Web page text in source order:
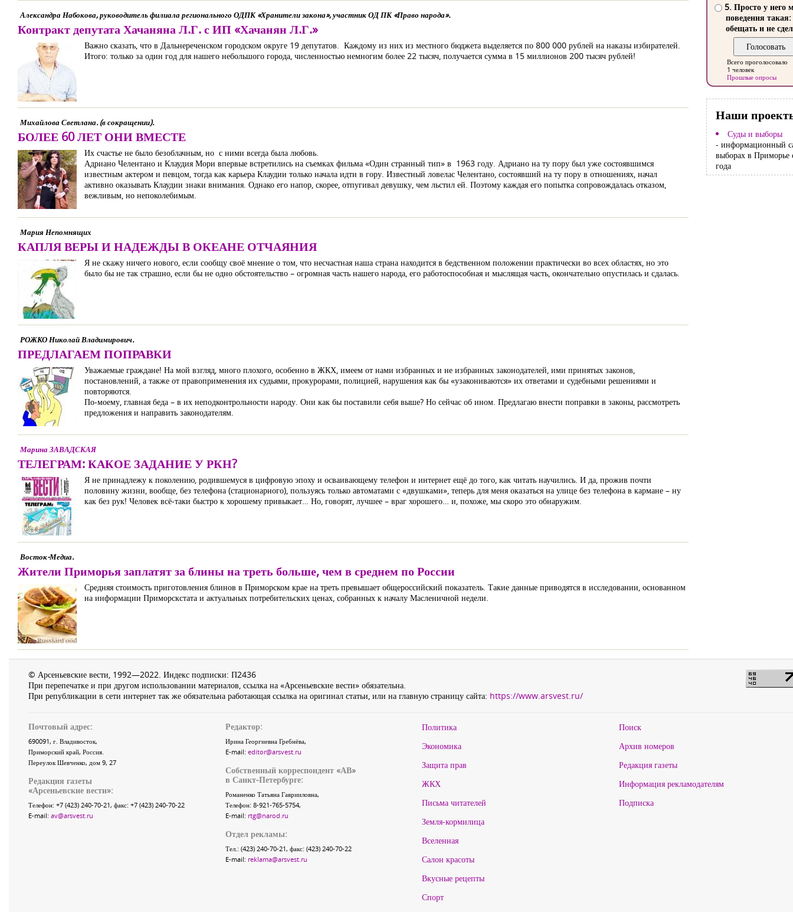
Александра Набокова, руководитель филиала регионального ОДПК «Хранители закона», участник ОД ПК «Право народа».
Контракт депутата Хачаняна Л.Г. с ИП «Хачанян Л.Г.»
Важно сказать, что в Дальнереченском городском округе 19 депутатов. Каждому из них из местного бюджета выделяется по 800 000 рублей на наказы избирателей.
Итого: только за один год для нашего небольшого города, численностью немногим более 22 тысяч, получается сумма в 15 миллионов 200 тысяч рублей!
Михайлова Светлана. (в сокращении).
БОЛЕЕ 60 ЛЕТ ОНИ ВМЕСТЕ
Их счастье не было безоблачным, но с ними всегда была любовь.
Адриано Челентано и Клаудия Мори впервые встретились на съемках фильма «Один странный тип» в 1963 году. Адриано на ту пору был уже состоявшимся
известным актером и певцом, тогда как карьера Клаудии только начала идти в гору. Известный ловелас Челентано, состоявший на ту пору в отношениях, начал
активно оказывать Клаудии знаки внимания. Однако его напор, скорее, отпугивал девушку, чем льстил ей. Поэтому каждая его попытка сопровождалась отказом,
вежливым, но непоколебимым.
Мария Непомнящих
КАПЛЯ ВЕРЫ И НАДЕЖДЫ В ОКЕАНЕ ОТЧАЯНИЯ
Я не скажу ничего нового, если сообщу своё мнение о том, что несчастная наша страна находится в бедственном положении практически во всех областях, но это
было бы не так страшно, если бы не одно обстоятельство – огромная часть нашего народа, его работоспособная и мыслящая часть, окончательно опустилась и сдалась.
РОЖКО Николай Владимирович.
ПРЕДЛАГАЕМ ПОПРАВКИ
Уважаемые граждане! На мой взгляд, много плохого, особенно в ЖКХ, имеем от нами избранных и не избранных законодателей, ими принятых законов,
постановлений, а также от правоприменения их судьями, прокурорами, полицией, нарушения как бы «узакониваются» их ответами и судебными решениями и
повторяются.
По-моему, главная беда – в их неподконтрольности народу. Они как бы поставили себя выше? Но сейчас об ином. Предлагаю внести поправки в законы, рассмотреть
предложения и направить законодателям.
Марина ЗАВАДСКАЯ
ТЕЛЕГРАМ: КАКОЕ ЗАДАНИЕ У РКН?
Я не принадлежу к поколению, родившемуся в цифровую эпоху и осваивающему телефон и интернет ещё до того, как читать научились. И да, прожив почти
половину жизни, вообще, без телефона (стационарного), пользуясь только автоматами с «двушками», теперь для меня оказаться на улице без телефона в кармане – ну
как без рук! Человек всё-таки быстро к хорошему привыкает… Но, говорят, лучшее – враг хорошего… и, похоже, мы скоро это обнаружим.
Восток-Медиа.
Жители Приморья заплатят за блины на треть больше, чем в среднем по России
Средняя стоимость приготовления блинов в Приморском крае на треть превышает общероссийский показатель. Такие данные приводятся в исследовании, основанном
на информации Приморскстата и актуальных потребительских ценах, собранных к началу Масленичной недели.
5. Просто у него
поведения такая:
обещать и не
Всего проголосовало
1 человек
Прошлые опросы
Наши
Суды и выборы
- информационный
выборах в Приморье
года
© Арсеньевские вести, 1992—2022. Индекс подписки: П2436
При перепечатке и при другом использовании материалов, ссылка на «Арсеньевские вести» обязательна.
При републикации в сети интернет так же обязательна работающая ссылка на оригинал статьи, или на главную страницу сайта: https://www.arsvest.ru/
Почтовый адрес:
690091, г. Владивосток,
Приморский край, Россия.
Переулок Шевченко, дом 9, 27
Редакция газеты
«Арсеньевские вести»:
Телефон: +7 (423) 240-70-21, факс: +7 (423) 240-70-22
E-mail: av@arsvest.ru
Редактор:
Ирина Георгиевна Гребнёва,
E-mail: editor@arsvest.ru
Собственный корреспондент «АВ»
в Санкт-Петербурге:
Романенко Татьяна Гаврииловна,
Телефон: 8-921-765-5754,
E-mail: rtg@narod.ru
Отдел рекламы:
Тел.: (423) 240-70-21, факс: (423) 240-70-22
E-mail: reklama@arsvest.ru
Политика
Экономика
Защита прав
ЖКХ
Письма читателей
Земля-кормилица
Вселенная
Салон красоты
Вкусные рецепты
Спорт
Поиск
Архив номеров
Редакция газеты
Информация рекламодателям
Подписка